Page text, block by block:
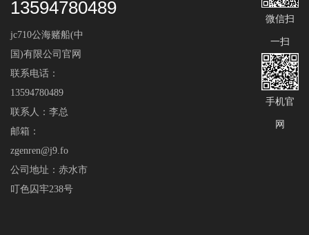
13594780489
jc710公海赌船(中
国)有限公司官网
联系电话：
13594780489
联系人：李总
邮箱：
zgenren@j9.fo
公司地址：赤水市
叮色囚牢238号
微信扫
一扫
手机官
网